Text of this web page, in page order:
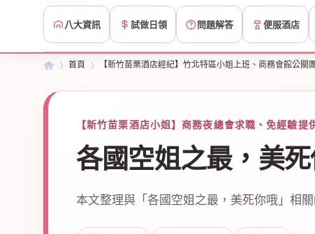
八大資訊 試做日領 問題解答 便服酒店
首頁
›
【新竹苗栗酒店經紀】竹北特區小姐上班、商務會館公關
【新竹苗栗酒店小姐】商務夜總會求職、免經驗提
各國空姐之最，美
本文整理與「各國空姐之最，美死你哦」相